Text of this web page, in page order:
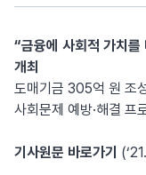
“금융에 사회적 가치를
개최
도매기금 305억 원 조
사회문제 예방·해결 프
기사원문 바로가기